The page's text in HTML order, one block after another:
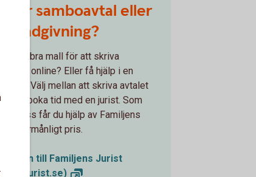
för samboavtal eller
rådgivning?
ha en bra mall för att skriva
online? Eller få hjälp i en
Välj mellan att skriva avtalet
eller boka tid med en jurist. Som
hos oss får du hjälp av Familjens
till förmånligt pris.
till Familjens Jurist